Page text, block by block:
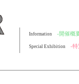
Information -開催概
Special Exhibition -特